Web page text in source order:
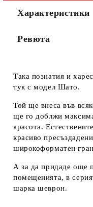
Характеристики
Ревюта
Така познатия и
тук с модел Шато.
Той ще внеса във
ще го доблжи
красота.
красиво
широкоформатен
А за да придаде още
помещенията, в
шарка шеврон.